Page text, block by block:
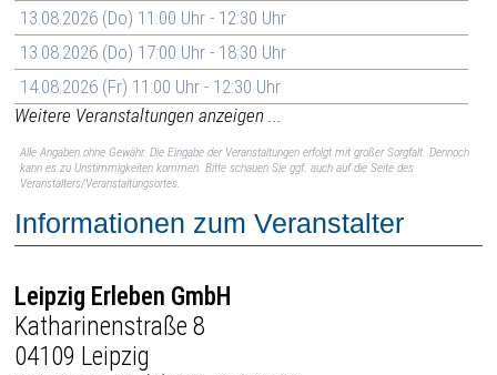
13.08.2026 (Do) 11:00 Uhr - 12:30 Uhr
13.08.2026 (Do) 17:00 Uhr - 18:30 Uhr
14.08.2026 (Fr) 11:00 Uhr - 12:30 Uhr
Weitere Veranstaltungen anzeigen ...
Alle Angaben ohne Gewähr. Die Eingabe der Veranstaltungen erfolgt mit großer Sorgfalt. Dennoch
kann es zu Unstimmigkeiten kommen. Bitte schauen Sie ggf. auch auf die Seite des
Veranstalters/Veranstaltungsortes.
Informationen zum Veranstalter
Leipzig Erleben GmbH
Katharinenstraße 8
04109 Leipzig